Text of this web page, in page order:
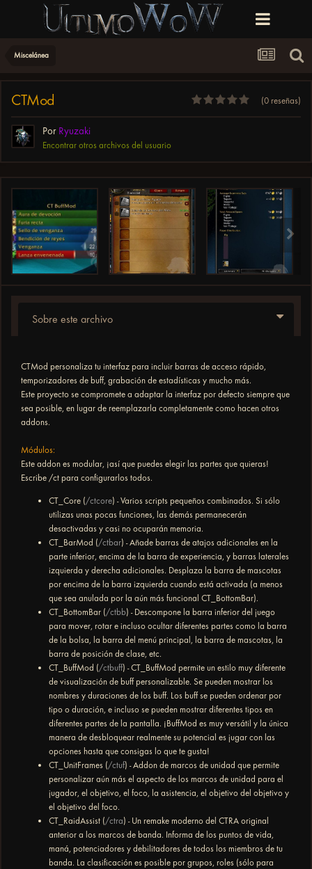
Miscelánea
CTMod (0 reseñas)
Por Ryuzaki
Encontrar otros archivos del usuario
Sobre este archivo
CTMod personaliza tu interfaz para incluir barras de acceso rápido,
temporizadores de buff, grabación de estadísticas y mucho más.
Este proyecto se compromete a adaptar la interfaz por defecto siempre que
sea posible, en lugar de reemplazarla completamente como hacen otros
addons.
Módulos:
Este addon es modular, ¡así que puedes elegir las partes que quieras!
Escribe /ct para configurarlos todos.
CT_Core (/ctcore) - Varios scripts pequeños combinados. Si sólo
utilizas unas pocas funciones, las demás permanecerán
desactivadas y casi no ocuparán memoria.
CT_BarMod (/ctbar) - Añade barras de atajos adicionales en la
parte inferior, encima de la barra de experiencia, y barras laterales
izquierda y derecha adicionales. Desplaza la barra de mascotas
por encima de la barra izquierda cuando está activada (a menos
que sea anulada por la aún más funcional CT_BottomBar).
CT_BottomBar (/ctbb) - Descompone la barra inferior del juego
para mover, rotar e incluso ocultar diferentes partes como la barra
de la bolsa, la barra del menú principal, la barra de mascotas, la
barra de posición de clase, etc.
CT_BuffMod (/ctbuff) - CT_BuffMod permite un estilo muy diferente
de visualización de buff personalizable. Se pueden mostrar los
nombres y duraciones de los buff. Los buff se pueden ordenar por
tipo o duración, e incluso se pueden mostrar diferentes tipos en
diferentes partes de la pantalla. ¡BuffMod es muy versátil y la única
manera de desbloquear realmente su potencial es jugar con las
opciones hasta que consigas lo que te gusta!
CT_UnitFrames (/ctuf) - Addon de marcos de unidad que permite
personalizar aún más el aspecto de los marcos de unidad para el
jugador, el objetivo, el foco, la asistencia, el objetivo del objetivo y
el objetivo del foco.
CT_RaidAssist (/ctra) - Un remake moderno del CTRA original
anterior a los marcos de banda. Informa de los puntos de vida,
maná, potenciadores y debilitadores de todos los miembros de tu
banda. La clasificación es posible por grupos, roles (sólo para